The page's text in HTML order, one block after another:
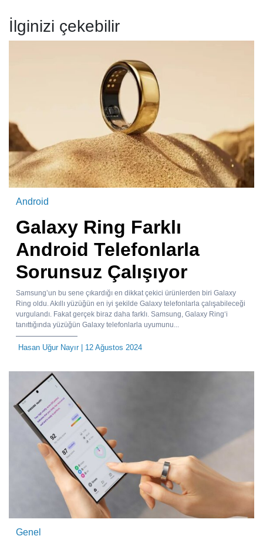
İlginizi çekebilir
Android
Galaxy Ring Farklı
Android Telefonlarla
Sorunsuz Çalışıyor
Samsung’un bu sene çıkardığı en dikkat çekici ürünlerden biri Galaxy
Ring oldu. Akıllı yüzüğün en iyi şekilde Galaxy telefonlarla çalışabileceği
vurgulandı. Fakat gerçek biraz daha farklı. Samsung, Galaxy Ring‘i
tanıttığında yüzüğün Galaxy telefonlarla uyumunu...
Hasan Uğur Nayır| 12 Ağustos 2024
Genel